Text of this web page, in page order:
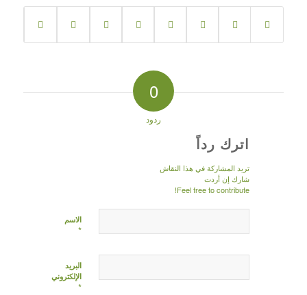
0
ردود
اترك رداً
تريد المشاركة في هذا النقاش
شارك إن أردت
Feel free to contribute!
الاسم
*
البريد
الإلكتروني
*